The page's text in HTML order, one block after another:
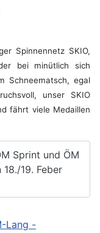
Spinnennetz SKIO,
bei minütlich sich
Schneematsch, egal
unser SKIO
fährt viele Medaillen
Sprint und ÖM
19. Feber
Lang -